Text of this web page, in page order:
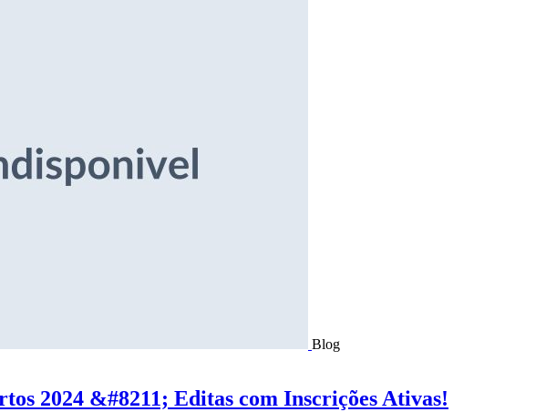
Blog
2024 &#8211; Editas com Inscrições Ativas!